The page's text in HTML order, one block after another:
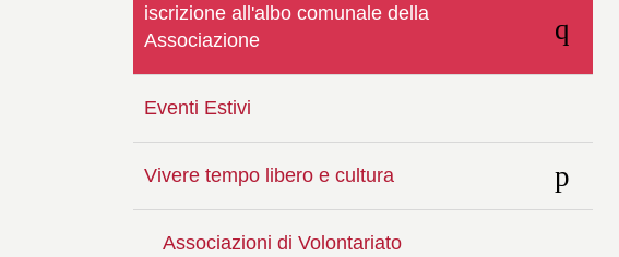
iscrizione all'albo comunale della
Associazione
Eventi Estivi
Vivere tempo libero e cultura
Associazioni di Volontariato